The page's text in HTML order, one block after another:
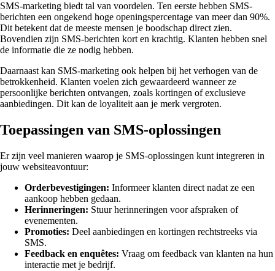
SMS-marketing biedt tal van voordelen. Ten eerste hebben SMS-
berichten een ongekend hoge openingspercentage van meer dan 90%.
Dit betekent dat de meeste mensen je boodschap direct zien.
Bovendien zijn SMS-berichten kort en krachtig. Klanten hebben snel
de informatie die ze nodig hebben.
Daarnaast kan SMS-marketing ook helpen bij het verhogen van de
betrokkenheid. Klanten voelen zich gewaardeerd wanneer ze
persoonlijke berichten ontvangen, zoals kortingen of exclusieve
aanbiedingen. Dit kan de loyaliteit aan je merk vergroten.
Toepassingen van SMS-oplossingen
Er zijn veel manieren waarop je SMS-oplossingen kunt integreren in
jouw websiteavontuur:
Orderbevestigingen: Informeer klanten direct nadat ze een
aankoop hebben gedaan.
Herinneringen: Stuur herinneringen voor afspraken of
evenementen.
Promoties: Deel aanbiedingen en kortingen rechtstreeks via
SMS.
Feedback en enquêtes: Vraag om feedback van klanten na hun
interactie met je bedrijf.